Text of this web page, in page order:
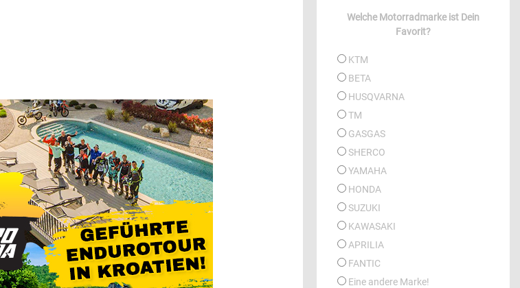
Welche Motorradmarke ist Dein
Favorit?
KTM
BETA
HUSQVARNA
TM
GASGAS
SHERCO
YAMAHA
HONDA
SUZUKI
KAWASAKI
APRILIA
FANTIC
Eine andere Marke!